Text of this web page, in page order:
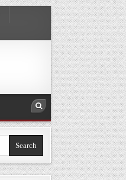
Search